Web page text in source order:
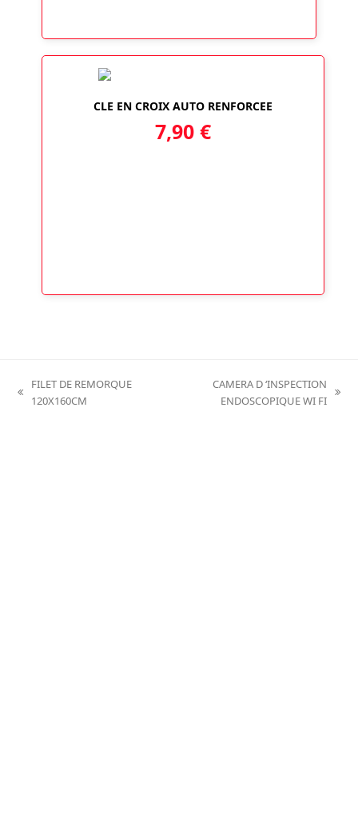
CLE EN CROIX AUTO RENFORCEE
7,90 €
previous
FILET DE REMORQUE
120X160CM
CAMERA D ‘INSPECTION
ENDOSCOPIQUE WI FI